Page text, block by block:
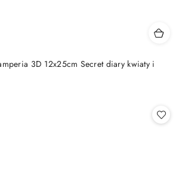
3D 12x25cm Secret diary kwiaty i